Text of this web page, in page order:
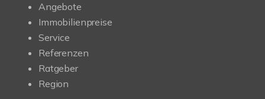
Angebote
Immobilienpreise
Service
Referenzen
Ratgeber
Region